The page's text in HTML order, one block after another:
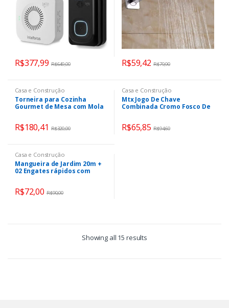
R$377,99 R$649,00 R$59,42 R$79,90
Casa e Construção
Torneira para Cozinha
Gourmet de Mesa com Mola
R$180,41 R$320,00
Casa e Construção
Mtx Jogo De Chave
Combinada Cromo Fosco De
R$65,85 R$94,60
Casa e Construção
Mangueira de Jardim 20m +
02 Engates rápidos com
R$72,00 R$90,00
Showing all 15 results